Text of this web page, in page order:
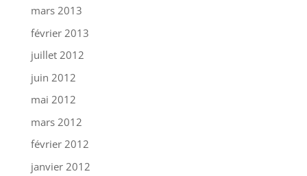
mars 2013
février 2013
juillet 2012
juin 2012
mai 2012
mars 2012
février 2012
janvier 2012